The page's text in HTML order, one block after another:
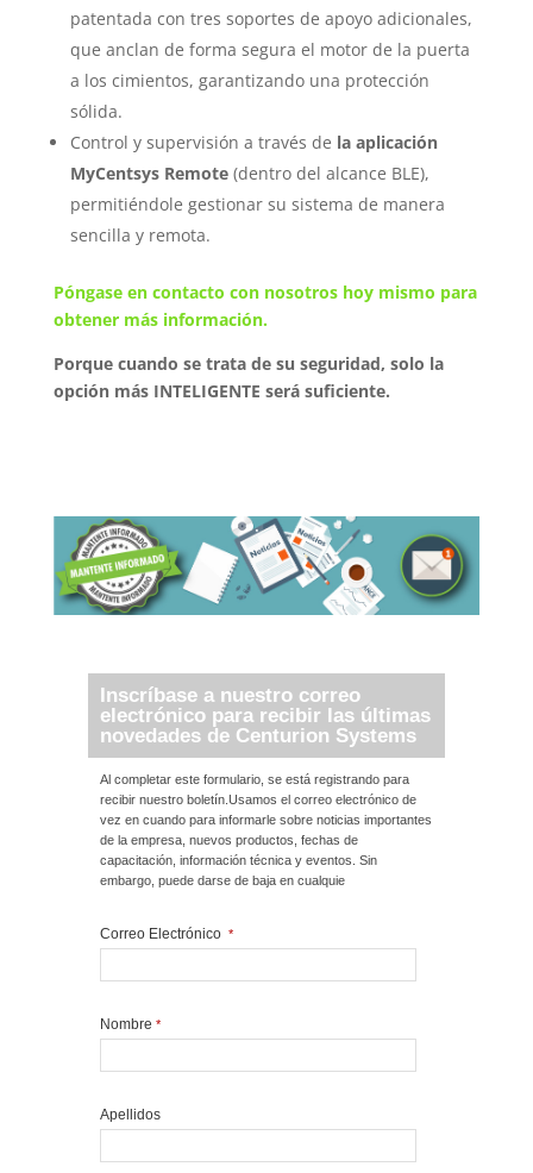
patentada con tres soportes de apoyo adicionales,
que anclan de forma segura el motor de la puerta
a los cimientos, garantizando una protección
sólida.
Control y supervisión a través de la aplicación
MyCentsys Remote(dentro del alcance BLE),
permitiéndole gestionar su sistema de manera
sencilla y remota.
Póngase en contacto con nosotros hoy mismo para
obtener más información.
Porque cuando se trata de su seguridad, solo la
opción más INTELIGENTE será suficiente.
Inscríbase a nuestro correo
electrónico para recibir las últimas
novedades de Centurion Systems
Al completar este formulario, se está registrando para
recibir nuestro boletín.Usamos el correo electrónico de
vez en cuando para informarle sobre noticias importantes
de la empresa, nuevos productos, fechas de
capacitación, información técnica y eventos. Sin
embargo, puede darse de baja en cualquie
Correo Electrónico *
Nombre *
Apellidos